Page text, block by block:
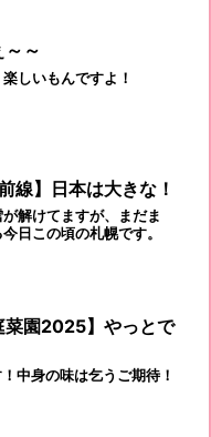
超える気温は、ダメです
～
しいもんですよ！
線】日本は大きな！
解けてますが、まだま
日この頃の札幌です。
菜園2025】やっとで
中身の味は乞うご期待！